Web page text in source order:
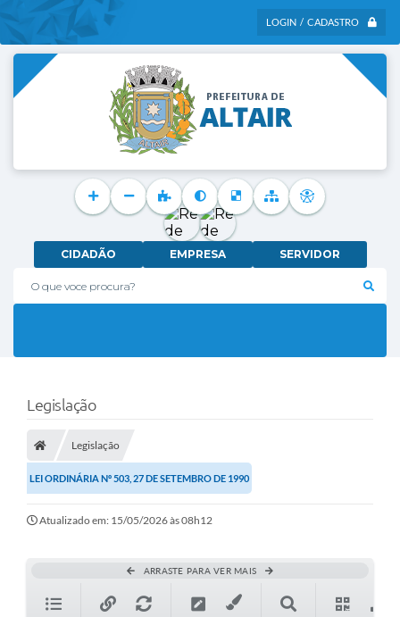
LOGIN / CADASTRO
O que voce procura?
CIDADÃO EMPRESA SERVIDOR
Legislação
Legislação
LEI ORDINÁRIA Nº 503, 27 DE SETEMBRO DE 1990
Atualizado em: 15/05/2026 às 08h12
ARRASTE PARA VER MAIS